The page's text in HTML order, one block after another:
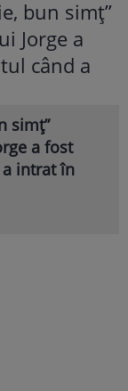
simț”
a fost
a intrat în